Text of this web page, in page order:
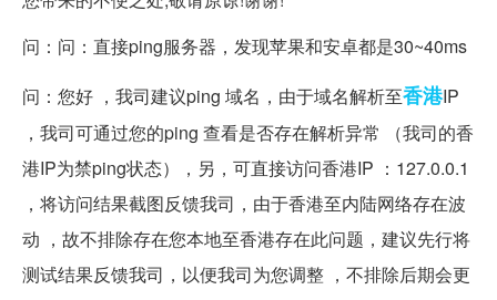
问：问：直接ping服务器，发现苹果和安卓都是30~40ms
问：您好 ，我司建议ping 域名，由于域名解析至香港IP
，我司可通过您的ping 查看是否存在解析异常 （我司的香
港IP为禁ping状态），另，可直接访问香港IP ：127.0.0.1
，将访问结果截图反馈我司，由于香港至内陆网络存在波
动 ，故不排除存在您本地至香港存在此问题，建议先行将
测试结果反馈我司，以便我司为您调整 ，不排除后期会更